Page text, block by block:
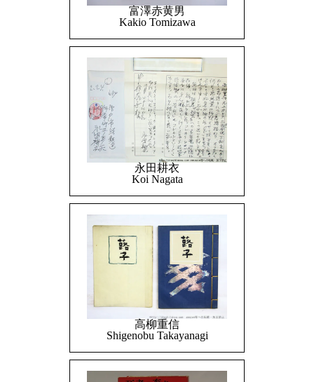
富澤赤黄男
Kakio Tomizawa
永田耕衣
Koi Nagata
高柳重信
Shigenobu Takayanagi